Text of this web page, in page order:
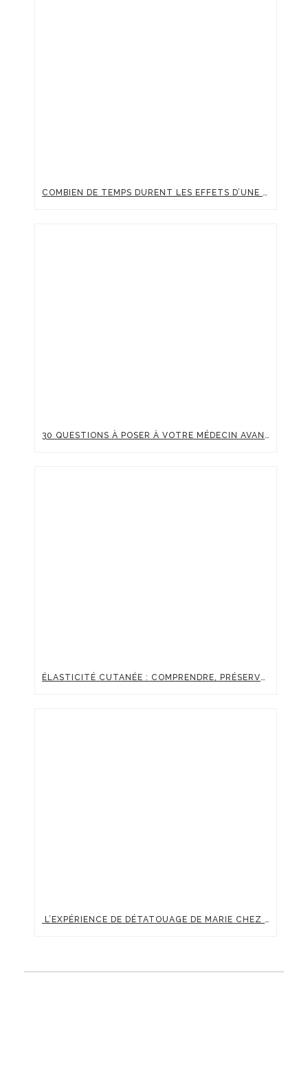
COMBIEN DE TEMPS DURENT LES EFFETS D’UNE INJECTION D’ACIDE HYALURONIQUE ?
L’EXPÉRIENCE DE DÉTATOUAGE DE MARIE CHEZ CLINIC RENAISSANCE